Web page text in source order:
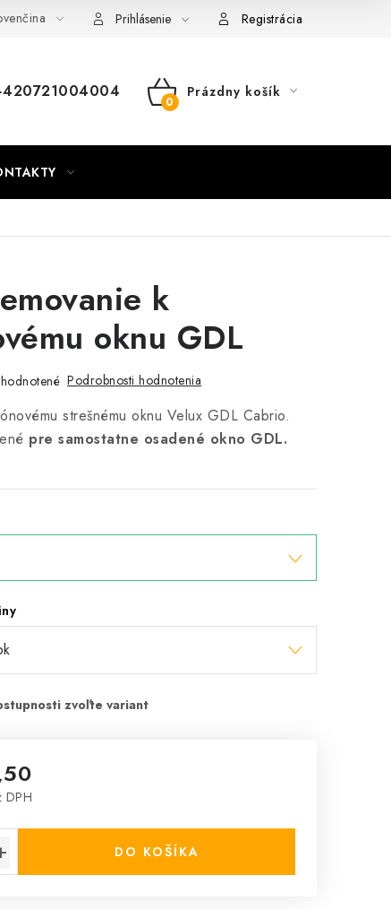
Mapa webu Milpe.sk
Prihlásenie Registrácia
NÁKUPNÝ
Prázdny košík
k
oknu GDL
Podrobnosti hodnotenia
strešnému oknu Velux GDL Cabrio.
pre samostatne osadené okno GDL.
DPH
DO KOŠÍKA